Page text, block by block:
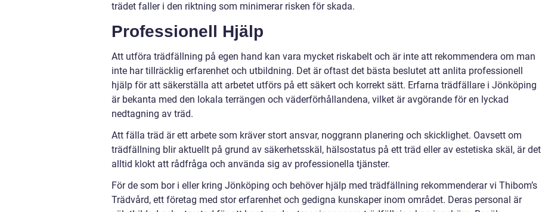
trädet faller i den riktning som minimerar risken för skada.
Professionell Hjälp
Att utföra trädfällning på egen hand kan vara mycket riskabelt och är inte att rekommendera om man
inte har tillräcklig erfarenhet och utbildning. Det är oftast det bästa beslutet att anlita professionell
hjälp för att säkerställa att arbetet utförs på ett säkert och korrekt sätt. Erfarna trädfällare i Jönköping
är bekanta med den lokala terrängen och väderförhållandena, vilket är avgörande för en lyckad
nedtagning av träd.
Att fälla träd är ett arbete som kräver stort ansvar, noggrann planering och skicklighet. Oavsett om
trädfällning blir aktuellt på grund av säkerhetsskäl, hälsostatus på ett träd eller av estetiska skäl, är det
alltid klokt att rådfråga och använda sig av professionella tjänster.
För de som bor i eller kring Jönköping och behöver hjälp med trädfällning rekommenderar vi Thibom’s
Trädvård, ett företag med stor erfarenhet och gedigna kunskaper inom området. Deras personal är